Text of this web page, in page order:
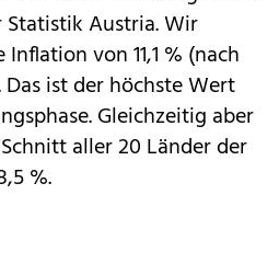
Statistik Austria. Wir
von 11,1 % (nach
Das ist der höchste Wert
Gleichzeitig aber
aller 20 Länder der
%.